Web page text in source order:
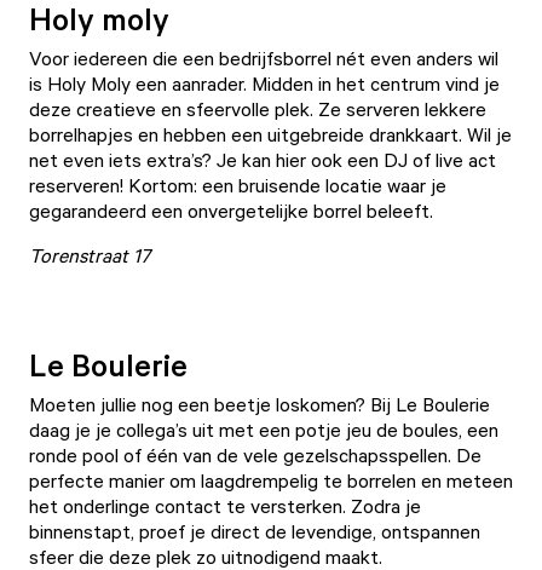
Holy moly
Voor iedereen die een bedrijfsborrel nét even anders wil
is Holy Moly een aanrader. Midden in het centrum vind je
deze creatieve en sfeervolle plek. Ze serveren lekkere
borrelhapjes en hebben een uitgebreide drankkaart. Wil je
net even iets extra’s? Je kan hier ook een DJ of live act
reserveren! Kortom: een bruisende locatie waar je
gegarandeerd een onvergetelijke borrel beleeft.
Torenstraat 17
Le Boulerie
Moeten jullie nog een beetje loskomen? Bij Le Boulerie
daag je je collega’s uit met een potje jeu de boules, een
ronde pool of één van de vele gezelschapsspellen. De
perfecte manier om laagdrempelig te borrelen en meteen
het onderlinge contact te versterken. Zodra je
binnenstapt, proef je direct de levendige, ontspannen
sfeer die deze plek zo uitnodigend maakt.